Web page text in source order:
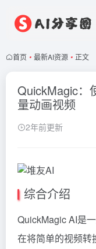
首页 • 最新AI资源 • 正文
QuickMagic：
量动画视频
2年前更新
综合介绍
QuickMagic AI是
在将简单的视频转